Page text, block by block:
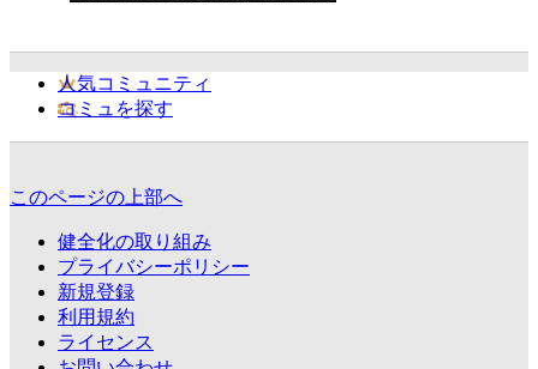
人気コミュニティ
コミュを探す
このページの上部へ
健全化の取り組み
プライバシーポリシー
新規登録
利用規約
ライセンス